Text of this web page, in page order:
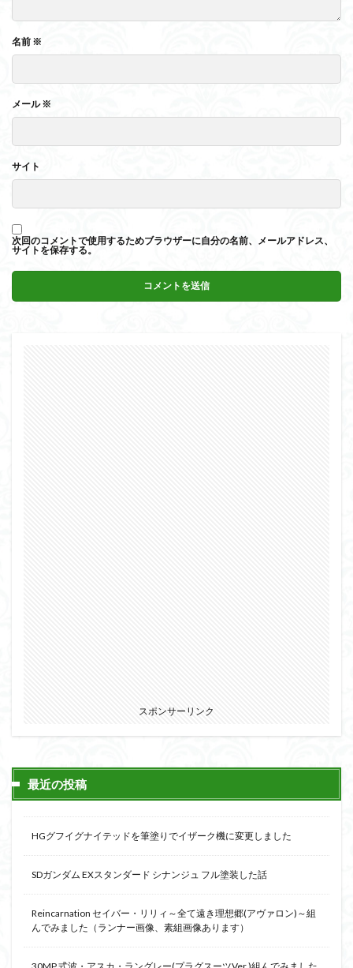
名前 ※
メール※
サイト
次回のコメントで使用するためブラウザーに自分の名前、メールアドレス、
サイトを保存する。
スポンサーリンク
最近の投稿
HGグフイグナイテッドを筆塗りでイザーク機に変更しました
SDガンダム EXスタンダード シナンジュ フル塗装した話
Reincarnation セイバー・リリィ～全て遠き理想郷(アヴァロン)～組
んでみました（ランナー画像、素組画像あります）